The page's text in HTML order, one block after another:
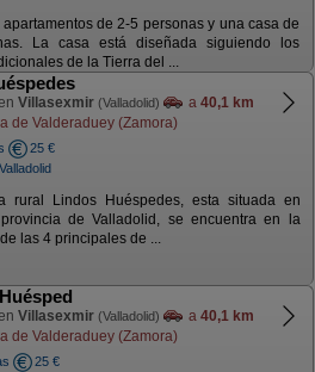
apartamentos de 2-5 personas y una casa de
La casa está diseñada siguiendo los
de la Tierra del ...
Villasexmir (Valladolid) a 40,1 km
de Valderaduey (Zamora)
25 €
rural Lindos Huéspedes, esta situada en
provincia de Valladolid, se encuentra en la
las 4 principales de ...
Villasexmir (Valladolid) a 40,1 km
de Valderaduey (Zamora)
25 €